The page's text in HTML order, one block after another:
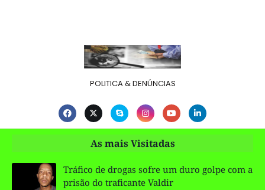
POLITICA & DENÚNCIAS
As mais Visitadas
Tráfico de drogas sofre um duro golpe com a
prisão do traficante Valdir